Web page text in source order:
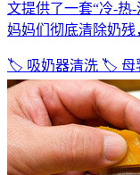
文提供了一套“冷-热
妈妈们彻底清除奶
🏷️ 吸奶器清洗 🏷️ 母